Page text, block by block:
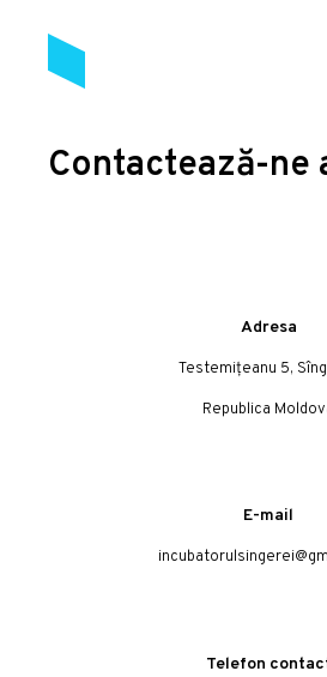
Contactează-ne
Adresa
Testemițeanu 5,
Republica
E-mail
Telefon